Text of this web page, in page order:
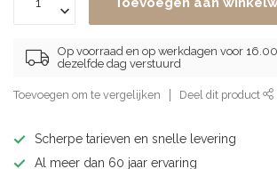
Op voorraad en op werkdagen voor
dezelfde dag verstuurd
Toevoegen om te vergelijken Deel dit product
Scherpe tarieven en snelle levering
Al meer dan 60 jaar ervaring